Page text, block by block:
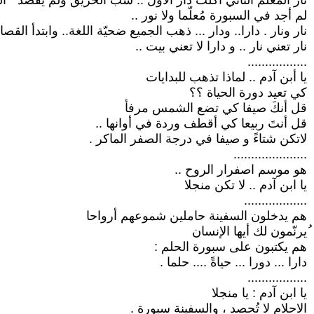
لم أجد في السبورة مُعلّما ولا نور ..
نار ونار . دارا.. ودار ... ذهب الجميع ضحيّة اللغة.. وابتدأ
نار تعني نار .. و دارا لا تعني بيت ..
.................
يا أبن آدم .. لماذا تذهب للبدايات
كي تعيد دورة الحياة ؟؟
قل أنكَ صيفا كي تضع الشمس مرفأ
قل أنتَ ربيعا كي أقطف وردة في أوانها ..
لاتكن شتاءً و صيفا في درجة الصفر الماكر .
.....................
هو موسم اصفرار الروح ..
يا ابن آدم .. لا تكن منجلا
..................
هم يدخلون السفينة حاملين شموعهم أرواحا
ُيرنّمون لك أيها الإنسان
هم يكتبون على سبورة الحلم :
دارا ... دورا ... حياةً .... حلما .
.................
يا ابن آدم : يا منجلا
الاحلام لا تُحصد ، والسفينة سبورة .